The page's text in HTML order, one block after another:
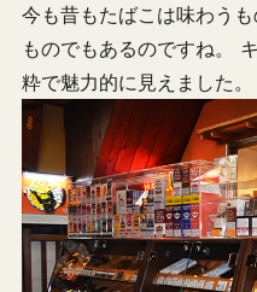
今も昔もたばこは味わう
ものでもあるのですね。
粋で魅力的に見えました。